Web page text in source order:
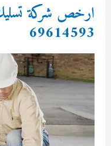
ارخص شركة
69614593